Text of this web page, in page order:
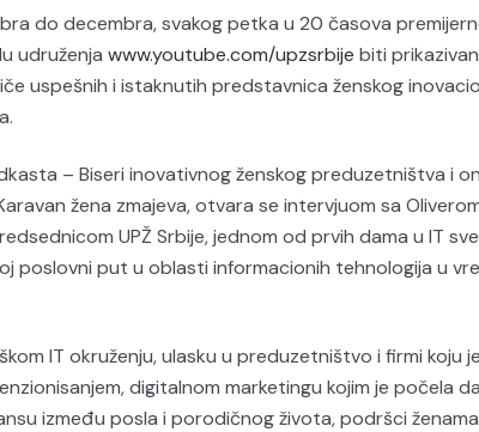
do decembra, svakog petka u 20 časova
udruženja www.youtube.com/upzsrbije biti
uspešnih i istaknutih predstavnica ženskog
– Biseri inovativnog ženskog preduzetništva i
žena zmajeva, otvara se intervjuom sa
UPŽ Srbije, jednom od prvih dama u IT
poslovni put u oblasti informacionih tehnologija u
IT okruženju, ulasku u preduzetništvo i firmi koju je
digitalnom marketingu kojim je počela
između posla i porodičnog života, podršci